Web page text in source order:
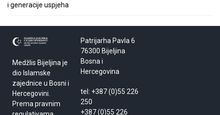
i generacije uspjeha
Medžlis Bijeljina je
dio Islamske
zajednice u Bosni i
Hercegovini.
Prema pravnim
Patrijarha Pavla 6
76300 Bijeljina
Bosna i
Hercegovina
tel: +387 (0)55 226
250
+387 (0)55 226